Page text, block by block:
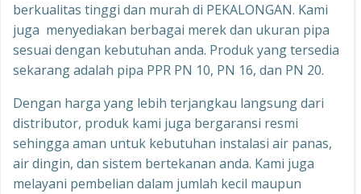
berkualitas tinggi dan murah di PEKALONGAN. Kami
juga menyediakan berbagai merek dan ukuran pipa
sesuai dengan kebutuhan anda. Produk yang tersedia
sekarang adalah pipa PPR PN 10, PN 16, dan PN 20.
Dengan harga yang lebih terjangkau langsung dari
distributor, produk kami juga bergaransi resmi
sehingga aman untuk kebutuhan instalasi air panas,
air dingin, dan sistem bertekanan anda. Kami juga
melayani pembelian dalam jumlah kecil maupun